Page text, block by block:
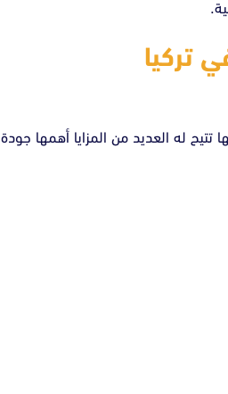
تركيا
تتيح له العديد من المزايا أهمها جودة